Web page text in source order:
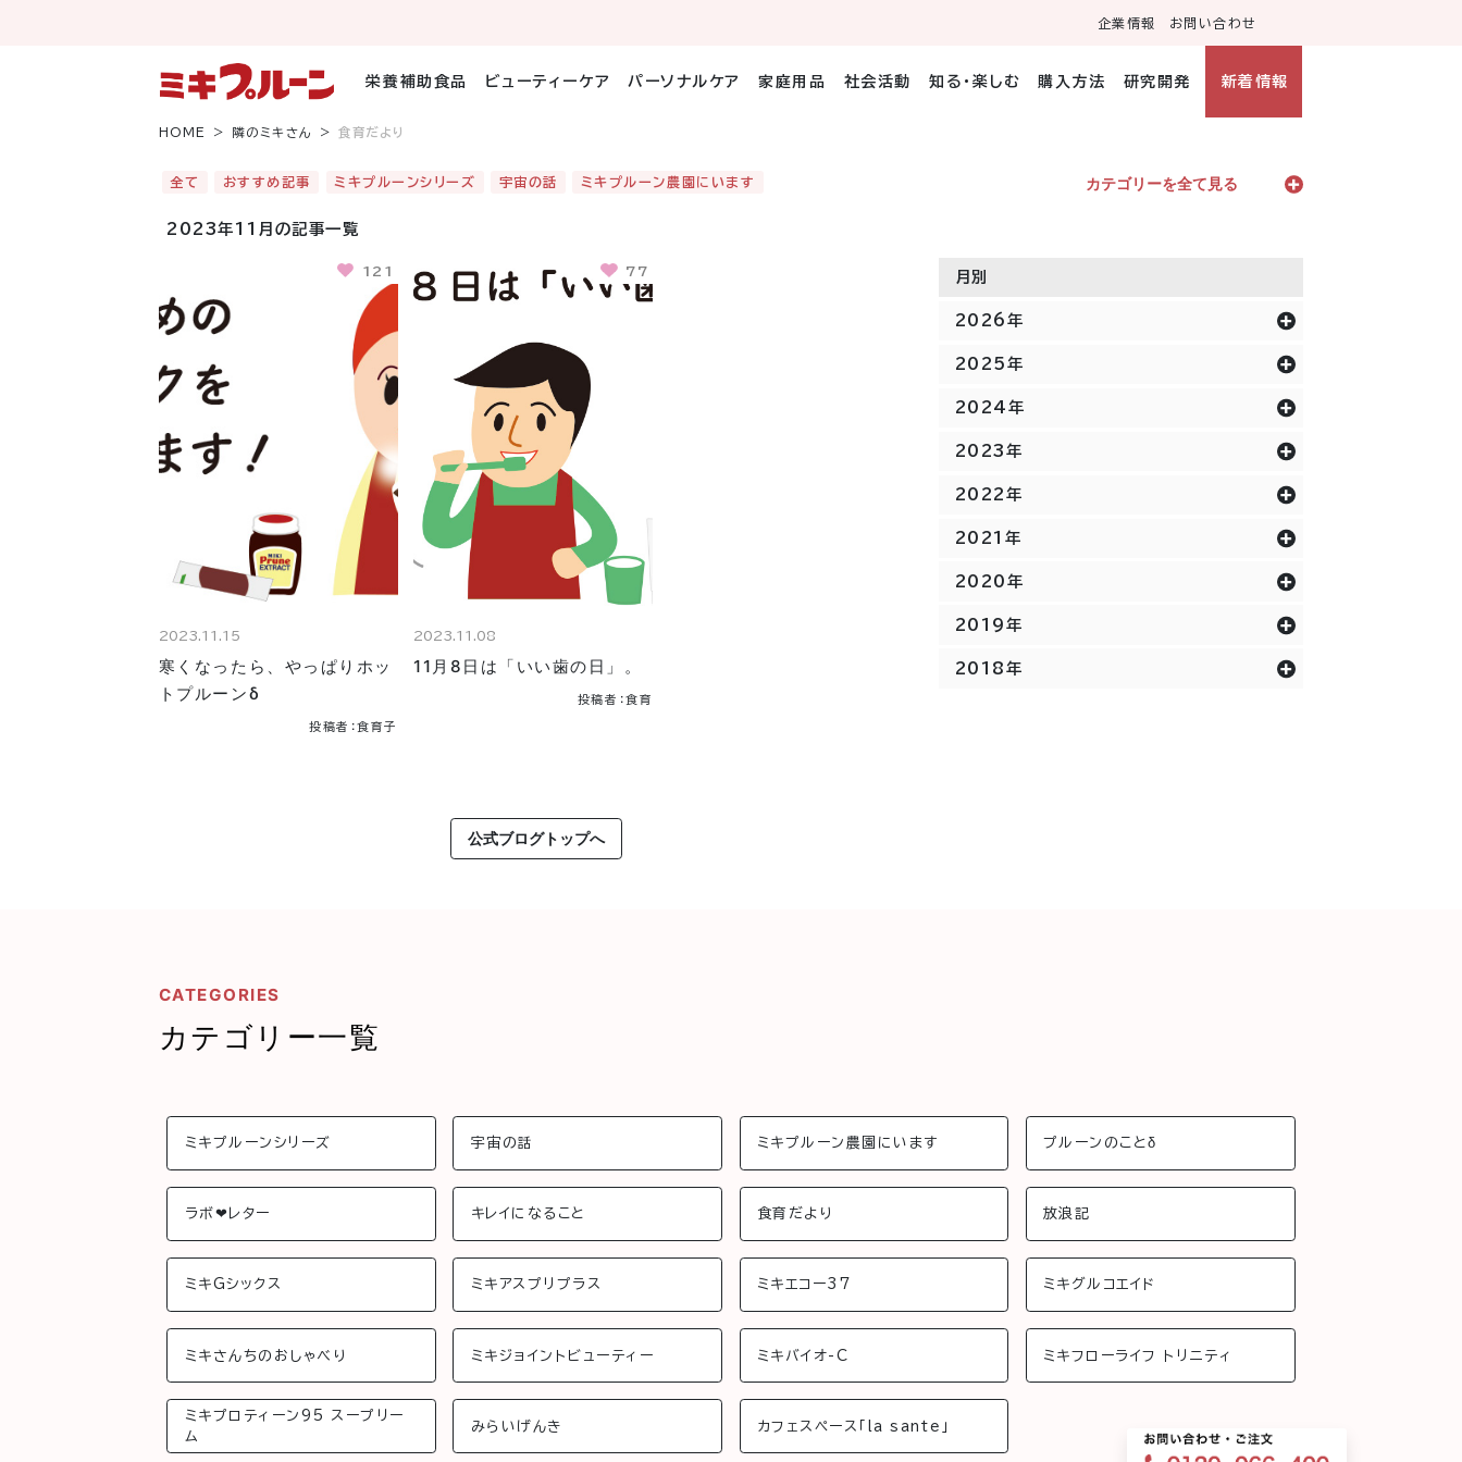
企業情報 お問い合わせ
栄養補助食品 ビューティーケア パーソナルケア 家庭用品 社会活動 知る・楽しむ 購入方法 研究開発 新着情報
HOME 隣のミキさん 食育だより
全て おすすめ記事 ミキプルーンシリーズ 宇宙の話 ミキプルーン農園にいます カテゴリーを全て見る
2023年11月の記事一覧
121
2023.11.15
寒くなったら、やっぱりホッ
トプルーンδ
投稿者：食育子
77
2023.11.08
11月8日は「いい歯の日」。
投稿者：食育
公式ブログトップへ
月別
2026年
2025年
2024年
2023年
2022年
2021年
2020年
2019年
2018年
CATEGORIES
カテゴリー一覧
ミキプルーンシリーズ 宇宙の話 ミキプルーン農園にいます プルーンのことδ
ラボ❤︎レター キレイになること 食育だより 放浪記
ミキGシックス ミキアスプリプラス ミキエコー37 ミキグルコエイド
ミキさんちのおしゃべり ミキジョイントビューティー ミキバイオ-C ミキフローライフ トリニティ
ミキプロティーン95 スープリー
ム
みらいげんき カフェスペース「la sante」